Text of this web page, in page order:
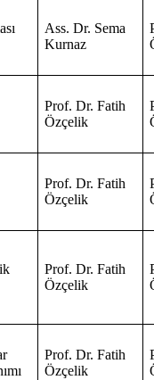
Ass. Dr. Sema
Kurnaz
Prof. Dr. Fatih
Özçelik
Prof. Dr. Fatih
Özçelik
Prof. Dr. Fatih
Özçelik
Prof. Dr. Fatih
Özçelik